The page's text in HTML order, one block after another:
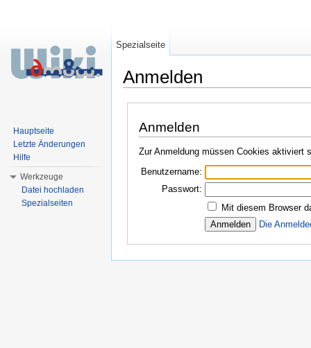
Anmelden
Anmelden
Zur Anmeldung müssen Cookies aktiviert
Benutzername:
Passwort:
Mit diesem Browser
Die
Spezialseite
Hauptseite
Letzte Änderungen
Hilfe
Werkzeuge
Datei hochladen
Spezialseiten